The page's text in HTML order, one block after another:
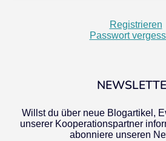
Registrieren
Passwort
Willst du über neue Blogartikel,
unserer Kooperationspartner
abonniere unseren